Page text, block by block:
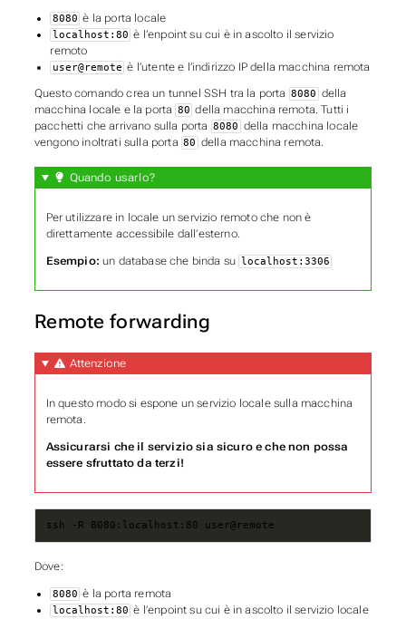
8080 è la porta locale
localhost:80 è l’enpoint su cui è in ascolto il servizio
remoto
user@remote è l’utente e l’indirizzo IP della macchina remota
Questo comando crea un tunnel SSH tra la porta 8080 della
macchina locale e la porta 80 della macchina remota. Tutti i
pacchetti che arrivano sulla porta 8080 della macchina locale
vengono inoltrati sulla porta 80 della macchina remota.
Quando usarlo?
Per utilizzare in locale un servizio remoto che non è
direttamente accessibile dall’esterno.
Esempio: un database che binda su localhost:3306
Remote forwarding
Attenzione
In questo modo si espone un servizio locale sulla macchina
remota.
Assicurarsi che il servizio sia sicuro e che non possa
essere sfruttato da terzi!
ssh -R 8080:localhost:80 user@remote
Dove:
8080 è la porta remota
localhost:80 è l’enpoint su cui è in ascolto il servizio locale